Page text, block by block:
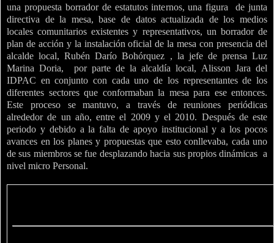
una propuesta borrador de estatutos internos, una figura
de junta
directiva de la mesa, base de datos actualizada de los medios
locales comunitarios existentes y representativos, un borrador de
plan de acción y la instalación oficial de la mesa con presencia del
alcalde local, Rubén Darío Bohórquez , la jefe de prensa Luz
Marina Doria,
por parte de la alcaldía local, Alisson Jara del
IDPAC en conjunto con cada uno de los representantes de los
diferentes sectores que conformaban la mesa para ese entonces.
Este proceso se mantuvo, a través de reuniones periódicas
alrededor de un año, entre el 2009 y el 2010. Después de este
periodo y debido a la falta de apoyo institucional y a los pocos
avances en los planes y propuestas que esto conllevaba, cada uno
de sus miembros se fue desplazando hacia sus propios dinámicas a
nivel micro Personal.